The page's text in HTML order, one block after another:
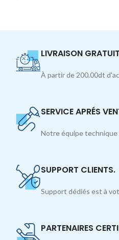
LIVRAISON
À partir de 200.00dt
SERVICE APRÉS
Notre équipe
SUPPORT CLIENTS.
Support dédiés est à
PARTENAIRES